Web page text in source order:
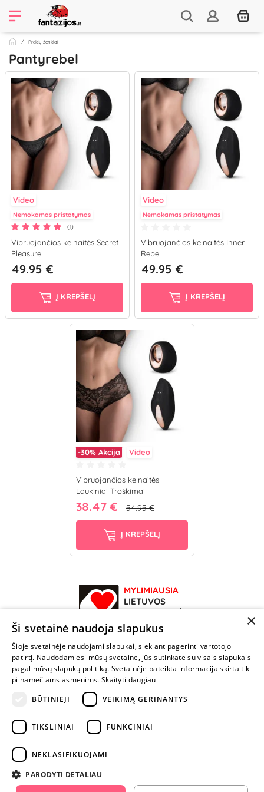
Prekių ženklai
Pantyrebel
Video
Nemokamas pristatymas
(1)
Vibruojančios kelnaitės Secret
Pleasure
49.95 €
Į KREPŠELĮ
Video
Nemokamas pristatymas
Vibruojančios kelnaitės Inner
Rebel
49.95 €
Į KREPŠELĮ
-30% Akcija Video
Vibruojančios kelnaitės
Laukiniai Troškimai
38.47 € 54.95 €
Į KREPŠELĮ
MYLIMIAUSIA
LIETUVOS
ELEKTRONINĖ
PARDUOTUVĖ
NENUSTOK
ŽAISTI
+370 600 84088
info@fantazijos.lt
instagram.com/fantazijos.lt
×
Ši svetainė naudoja slapukus
Šioje svetainėje naudojami slapukai, siekiant pagerinti vartotojo
patirtį. Naudodamiesi mūsų svetaine, jūs sutinkate su visais slapukais
pagal mūsų slapukų politiką. Svetainėje pateikta informacija skirta tik
pilnamečiams asmenims. Skaityti daugiau
BŪTINIEJI
VEIKIMĄ GERINANTYS
TIKSLINIAI FUNKCINIAI
NEKLASIFIKUOJAMI
PARODYTI DETALIAU